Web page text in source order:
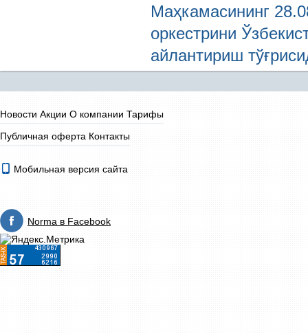
Маҳкамасининг
оркестрини
айлантириш
Новости Акции О компании Тарифы
Публичная оферта Контакты
Мобильная версия сайта
Norma в Facebook